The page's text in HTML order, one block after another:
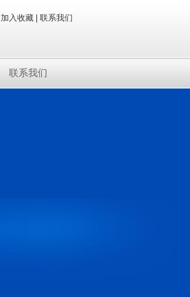
加入收藏 联系我们
联系我们